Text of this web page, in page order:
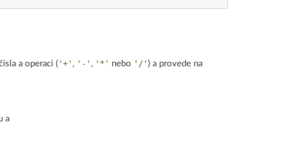
a operaci ('+' , '-' , '*' nebo '/' ) a provede na
a